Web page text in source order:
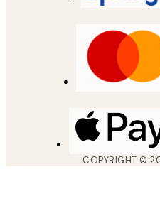
COPYRIGHT ©